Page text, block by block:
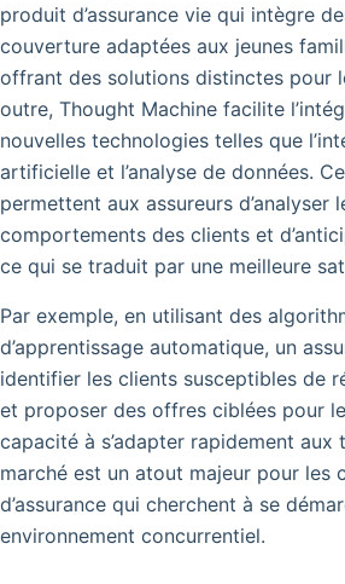
produit d’assurance vie qui intègre
couverture adaptées aux jeunes
offrant des solutions distinctes pour
outre, Thought Machine facilite
nouvelles technologies telles que
artificielle et l’analyse de données.
permettent aux assureurs d’analyser
comportements des clients et
ce qui se traduit par une meilleure
Par exemple, en utilisant des
d’apprentissage automatique, un
identifier les clients susceptibles de
et proposer des offres ciblées pour
capacité à s’adapter rapidement aux
marché est un atout majeur pour les
d’assurance qui cherchent à se
environnement concurrentiel.